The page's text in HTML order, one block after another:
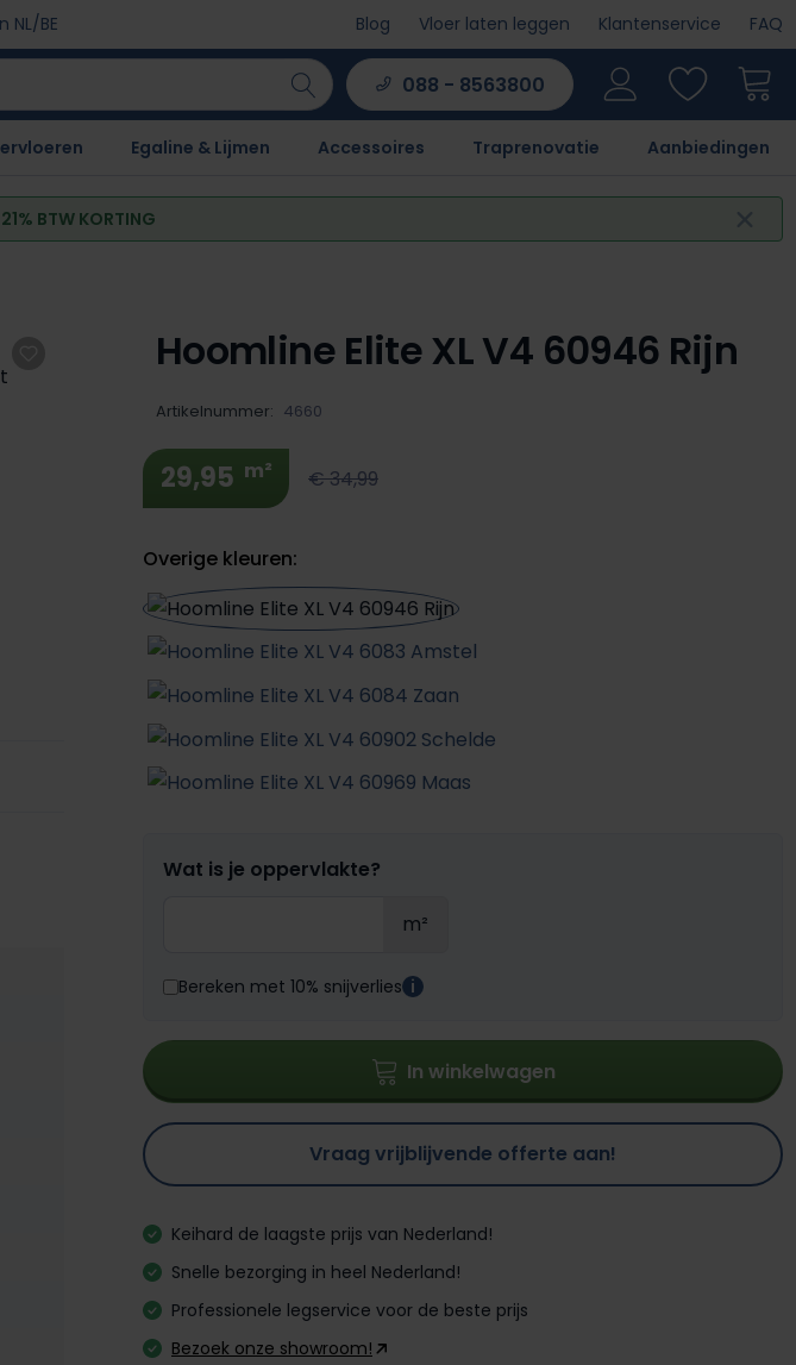
NL/BE Blog Vloer laten leggen Klantenservice FAQ
088 - 8563800
Egaline & Lijmen Accessoires Traprenovatie Aanbiedingen
BTW KORTING
Hoomline Elite XL V4 60946 Rijn
Artikelnummer: 4660
29,95 m² € 34,99
Overige kleuren:
Wat is je oppervlakte?
m²
Bereken met 10% snijverlies i
In winkelwagen
Vraag vrijblijvende offerte aan!
Keihard de laagste prijs van Nederland!
Snelle bezorging in heel Nederland!
Professionele legservice voor de beste prijs
Bezoek onze showroom!